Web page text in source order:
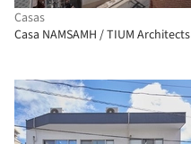
Casas
Casa NAMSAMH / TIUM Architects